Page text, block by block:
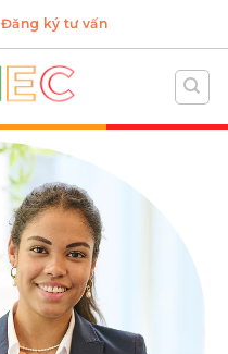
Đăng ký tư vấn